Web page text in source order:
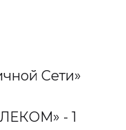
Сети»
- 1